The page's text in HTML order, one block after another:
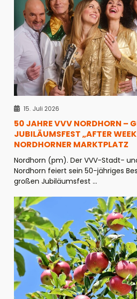
15. Juli 2026
50 JAHRE VVV NORDHORN –
UBILÄUMSFEST „AFTER WEEK“
ORDHORNER MARKTPLATZ
Nordhorn (pm). Der VVV-Stadt-
Nordhorn feiert sein 50-jähriges
großen Jubiläumsfest ...